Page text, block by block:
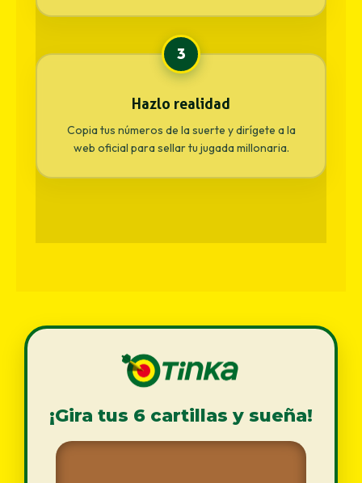
3
Hazlo realidad
Copia tus números de la suerte y dirígete a la
web oficial para sellar tu jugada millonaria.
¡Gira tus 6 cartillas y sueña!